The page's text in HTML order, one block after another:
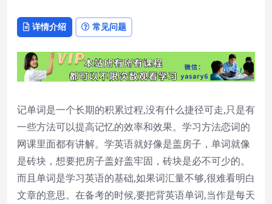
详情介绍 常见问题
记单词是一个长期的积累过程,没有什么捷径可走,只是有
一些方法可以提高记忆的效率和效果。学习方法恋词的
网课里面都有讲解。学英语就好像是盖房子，单词就像
是砖块，想要把房子盖好盖牢固，砖块是必不可少的。
而且单词是学习英语的基础,如果词汇量不够,很难看明白
文章的意思。在备考的时候,要把背英语单词,当作是每天